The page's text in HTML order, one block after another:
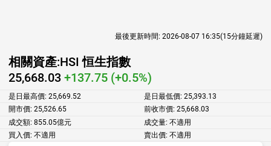
最後更新時間: 2026-08-07 16:35(15分鐘延遲)
相關資產:HSI 恒生指數
25,668.03 +137.75 (+0.5%)
是日最高價: 25,669.52 是日最低價: 25,393.13
開市價: 25,526.65 前收市價: 25,668.03
成交額: 855.05億元 成交量: 不適用
買入價: 不適用 賣出價: 不適用